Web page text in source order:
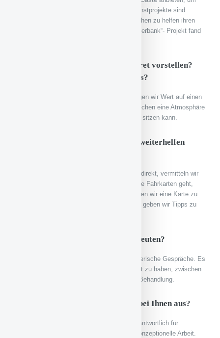
diesen Menschen noch besser zu helfen. Kunstprojekte sind
beispielsweise ein gutes Medium, um Menschen zu helfen ihren
Tag besser zu strukturieren. Auch das „Wanderbank“- Projekt fand
Wie kann man sich Ihre Hilfe konkret vorstellen?
Wie helfen Sie? Was leisten Sie alles?
Wir nehmen jedes Problem an. Außerdem legen wir Wert auf einen
respektvollen Umgang miteinander und versuchen eine Atmosphäre
zu schaffen, in der jeder friedlich beieinander sitzen kann.
Was tun Sie, wenn Sie einmal nicht weiterhelfen
Bisher konnten wir immer helfen, wenn nicht direkt, vermitteln wir
Hilfe und Anlaufstellen. Wenn es um verlorene Fahrkarten geht,
können wir immer weiterhelfen, entweder helfen wir eine Karte zu
organisieren oder wenn gar nichts mehr geht, geben wir Tipps zu
Ersetzen Sie manchmal den Therapeuten?
Nein, auf keinen Fall, wir führen nur seelsorgerische Gespräche. Es
ist wichtig für die Gäste eine Wahlmöglichkeit zu haben, zwischen
unserer Beratung und einer therapeutischen Behandlung.
Wie sieht ein normaler Arbeitstag bei Ihnen aus?
Ich habe viele Verwaltungsaufgaben, bin verantwortlich für
Öffentlichkeitsarbeit, organisatorische und konzeptionelle Arbeit.